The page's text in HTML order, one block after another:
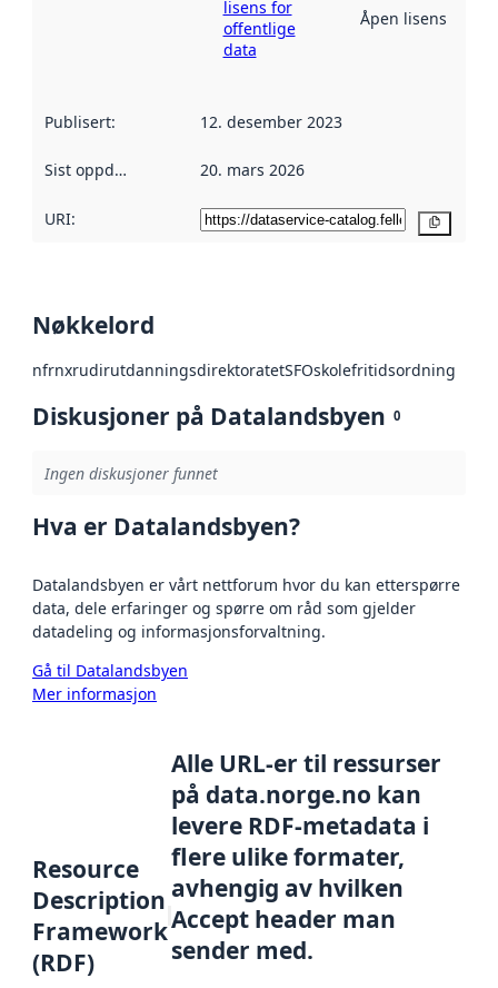
lisens for
offentlige
data
Åpen lisens
Publisert: 12. desember 2023
Sist oppdatert 20. mars 2026
URI:
Nøkkelord
nfrnxrudirutdanningsdirektoratetSFOskolefritidsordning
Diskusjoner på Datalandsbyen 0
Ingen diskusjoner funnet
Hva er Datalandsbyen?
Datalandsbyen er vårt nettforum hvor du kan etterspørre
data, dele erfaringer og spørre om råd som gjelder
datadeling og informasjonsforvaltning.
Gå til Datalandsbyen
Mer informasjon
Resource
Description
Framework
(RDF)
Alle URL-er til ressurser
på data.norge.no kan
levere RDF-metadata i
flere ulike formater,
avhengig av hvilken
Accept header man
sender med.